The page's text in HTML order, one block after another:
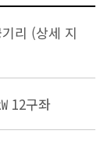
리 (상세 지
12구좌